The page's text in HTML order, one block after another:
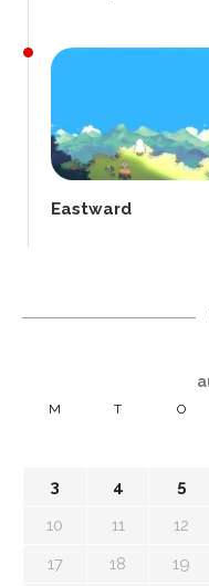
Eastward
M T O
3
4 5
10
11 12
17
18 19